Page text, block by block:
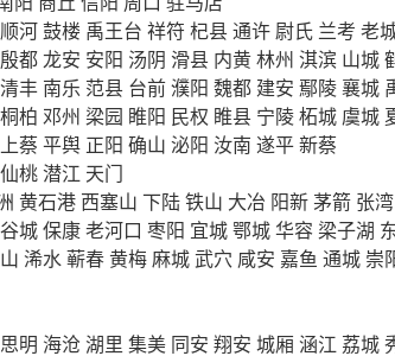
顺河鼓楼 禹王台 祥符 杞县通许 尉氏 兰考 老
殷都龙安 安阳 汤阴 滑县 内黄林州 淇滨 山城
清丰 南乐 范县 台前濮阳 魏都 建安 鄢陵襄城
桐柏 邓州 梁园 睢阳 民权 睢县 宁陵柘城 虞城
上蔡 平舆 正阳 确山 泌阳 汝南 遂平新蔡
仙桃潜江 天门
黄石港 西塞山 下陆铁山 大冶 阳新茅箭 张湾
谷城保康老河口 枣阳 宜城鄂城华容 梁子湖
浠水蕲春黄梅麻城武穴 咸安 嘉鱼 通城 崇
思明 海沧 湖里 集美 同安 翔安 城厢 涵江 荔城